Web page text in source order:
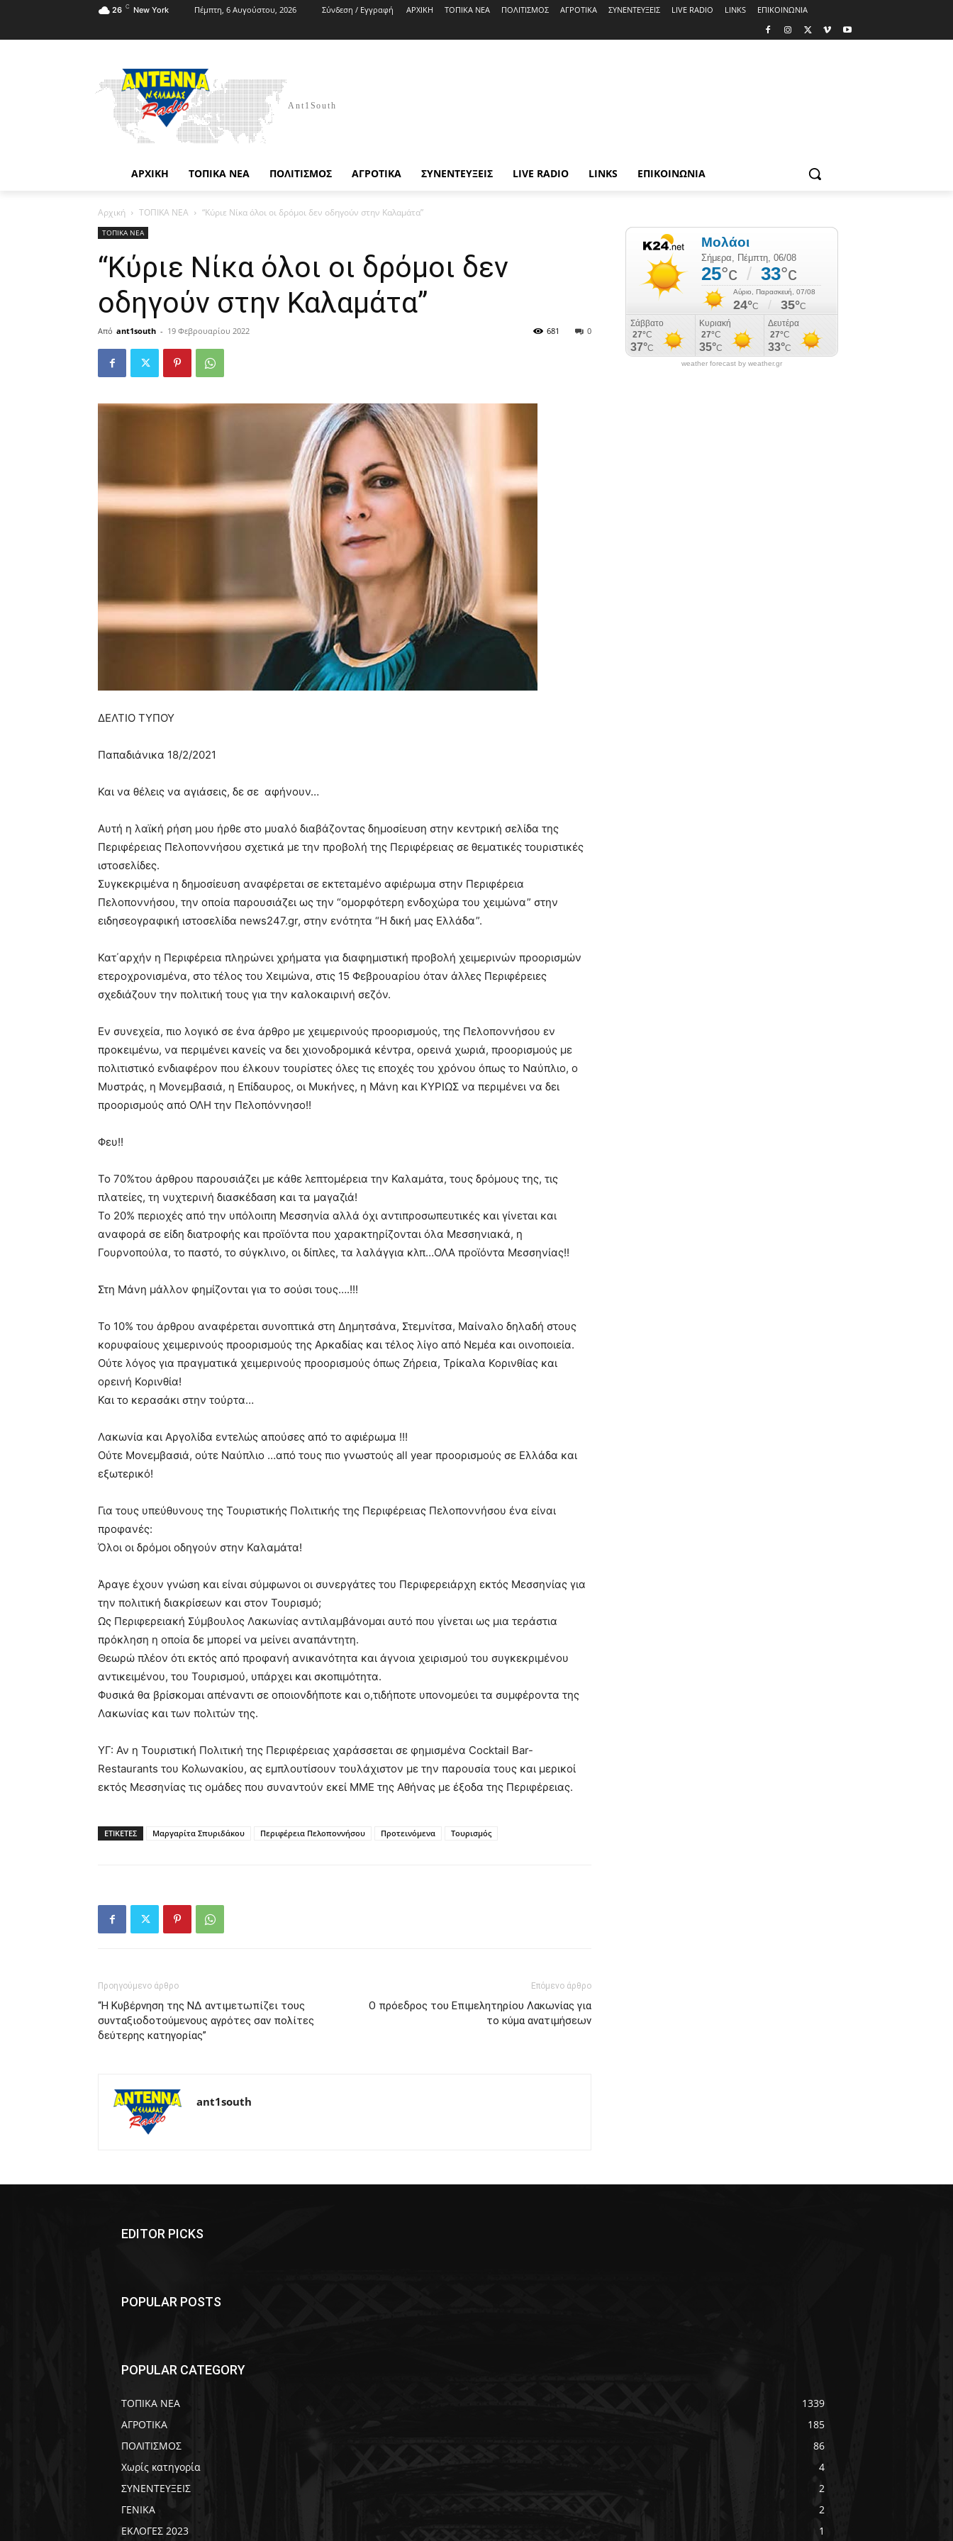
26 C New York Πέμπτη, 6 Αυγούστου, 2026 Σύνδεση / Εγγραφή ΑΡΧΙΚΗ ΤΟΠΙΚΑ ΝΕΑ ΠΟΛΙΤΙΣΜΟΣ ΑΓΡΟΤΙΚΑ ΣΥΝΕΝΤΕΥΞΕΙΣ LIVE RADIO LINKS ΕΠΙΚΟΙΝΩΝΙΑ
Ant1South
ΑΡΧΙΚΗ ΤΟΠΙΚΑ ΝΕΑ ΠΟΛΙΤΙΣΜΟΣ ΑΓΡΟΤΙΚΑ ΣΥΝΕΝΤΕΥΞΕΙΣ LIVE RADIO LINKS ΕΠΙΚΟΙΝΩΝΙΑ
Αρχική ΤΟΠΙΚΑ ΝΕΑ “Κύριε Νίκα όλοι οι δρόμοι δεν οδηγούν στην Καλαμάτα”
ΤΟΠΙΚΑ ΝΕΑ
“Κύριε Νίκα όλοι οι δρόμοι δεν
οδηγούν στην Καλαμάτα”
Από ant1south - 19 Φεβρουαρίου 2022 0
681
ΔΕΛΤΙΟ ΤΥΠΟΥ
Παπαδιάνικα 18/2/2021
Και να θέλεις να αγιάσεις, δε σε αφήνουν…
Αυτή η λαϊκή ρήση μου ήρθε στο μυαλό διαβάζοντας δημοσίευση στην κεντρική σελίδα της
Περιφέρειας Πελοποννήσου σχετικά με την προβολή της Περιφέρειας σε θεματικές τουριστικές
ιστοσελίδες.
Συγκεκριμένα η δημοσίευση αναφέρεται σε εκτεταμένο αφιέρωμα στην Περιφέρεια
Πελοποννήσου, την οποία παρουσιάζει ως την “ομορφότερη ενδοχώρα του χειμώνα” στην
ειδησεογραφική ιστοσελίδα news247.gr, στην ενότητα “Η δική μας Ελλάδα”.
Κατ΄αρχήν η Περιφέρεια πληρώνει χρήματα για διαφημιστική προβολή χειμερινών προορισμών
ετεροχρονισμένα, στο τέλος του Χειμώνα, στις 15 Φεβρουαρίου όταν άλλες Περιφέρειες
σχεδιάζουν την πολιτική τους για την καλοκαιρινή σεζόν.
Εν συνεχεία, πιο λογικό σε ένα άρθρο με χειμερινούς προορισμούς, της Πελοποννήσου εν
προκειμένω, να περιμένει κανείς να δει χιονοδρομικά κέντρα, ορεινά χωριά, προορισμούς με
πολιτιστικό ενδιαφέρον που έλκουν τουρίστες όλες τις εποχές του χρόνου όπως το Ναύπλιο, ο
Μυστράς, η Μονεμβασιά, η Επίδαυρος, οι Μυκήνες, η Μάνη και ΚΥΡΙΩΣ να περιμένει να δει
προορισμούς από ΟΛΗ την Πελοπόννησο!!
Φευ!!
Το 70%του άρθρου παρουσιάζει με κάθε λεπτομέρεια την Καλαμάτα, τους δρόμους της, τις
πλατείες, τη νυχτερινή διασκέδαση και τα μαγαζιά!
Το 20% περιοχές από την υπόλοιπη Μεσσηνία αλλά όχι αντιπροσωπευτικές και γίνεται και
αναφορά σε είδη διατροφής και προϊόντα που χαρακτηρίζονται όλα Μεσσηνιακά, η
Γουρνοπούλα, το παστό, το σύγκλινο, οι δίπλες, τα λαλάγγια κλπ…ΟΛΑ προϊόντα Μεσσηνίας!!
Στη Μάνη μάλλον φημίζονται για το σούσι τους….!!!
Το 10% του άρθρου αναφέρεται συνοπτικά στη Δημητσάνα, Στεμνίτσα, Μαίναλο δηλαδή στους
κορυφαίους χειμερινούς προορισμούς της Αρκαδίας και τέλος λίγο από Νεμέα και οινοποιεία.
Ούτε λόγος για πραγματικά χειμερινούς προορισμούς όπως Ζήρεια, Τρίκαλα Κορινθίας και
ορεινή Κορινθία!
Και το κερασάκι στην τούρτα…
Λακωνία και Αργολίδα εντελώς απούσες από το αφιέρωμα !!!
Ούτε Μονεμβασιά, ούτε Ναύπλιο …από τους πιο γνωστούς all year προορισμούς σε Ελλάδα και
εξωτερικό!
Για τους υπεύθυνους της Τουριστικής Πολιτικής της Περιφέρειας Πελοποννήσου ένα είναι
προφανές:
Όλοι οι δρόμοι οδηγούν στην Καλαμάτα!
Άραγε έχουν γνώση και είναι σύμφωνοι οι συνεργάτες του Περιφερειάρχη εκτός Μεσσηνίας για
την πολιτική διακρίσεων και στον Τουρισμό;
Ως Περιφερειακή Σύμβουλος Λακωνίας αντιλαμβάνομαι αυτό που γίνεται ως μια τεράστια
πρόκληση η οποία δε μπορεί να μείνει αναπάντητη.
Θεωρώ πλέον ότι εκτός από προφανή ανικανότητα και άγνοια χειρισμού του συγκεκριμένου
αντικειμένου, του Τουρισμού, υπάρχει και σκοπιμότητα.
Φυσικά θα βρίσκομαι απέναντι σε οποιονδήποτε και ο,τιδήποτε υπονομεύει τα συμφέροντα της
Λακωνίας και των πολιτών της.
ΥΓ: Αν η Τουριστική Πολιτική της Περιφέρειας χαράσσεται σε φημισμένα Cocktail Bar-
Restaurants του Κολωνακίου, ας εμπλουτίσουν τουλάχιστον με την παρουσία τους και μερικοί
εκτός Μεσσηνίας τις ομάδες που συναντούν εκεί ΜΜΕ της Αθήνας με έξοδα της Περιφέρειας.
ΕΤΙΚΕΤΕΣ Μαργαρίτα Σπυριδάκου Περιφέρεια Πελοποννήσου Προτεινόμενα Τουρισμός
Προηγούμενο άρθρο
“Η Κυβέρνηση της ΝΔ αντιμετωπίζει τους
συνταξιοδοτούμενους αγρότες σαν πολίτες
δεύτερης κατηγορίας”
Επόμενο άρθρο
Ο πρόεδρος του Επιμελητηρίου Λακωνίας για
το κύμα ανατιμήσεων
ant1south
weather forecast by weather.gr
EDITOR PICKS
POPULAR POSTS
POPULAR CATEGORY
ΤΟΠΙΚΑ ΝΕΑ
1339
ΑΓΡΟΤΙΚΑ
185
ΠΟΛΙΤΙΣΜΟΣ
86
Χωρίς κατηγορία
4
ΣΥΝΕΝΤΕΥΞΕΙΣ
2
ΓΕΝΙΚΑ
2
ΕΚΛΟΓΕΣ 2023
1